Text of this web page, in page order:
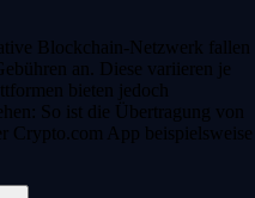
Blockchain-Netzwerk fallen
an. Diese variieren je
bieten jedoch
So ist die Übertragung von
Crypto.com App beispielsweise